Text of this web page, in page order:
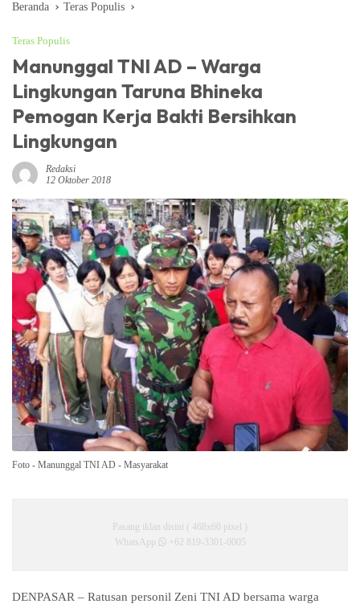
Beranda Teras Populis
Teras Populis
Manunggal TNI AD – Warga
Lingkungan Taruna Bhineka
Pemogan Kerja Bakti Bersihkan
Lingkungan
Redaksi
12 Oktober 2018
Foto - Manunggal TNI AD - Masyarakat
Pasang iklan disini ( 468x60 pixel )
WhatsApp
+62 819-3301-0005
DENPASAR – Ratusan personil Zeni TNI AD bersama warga